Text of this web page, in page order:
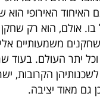
האיחוד האירופי הוא
בו. אולם, הוא רק
משמעותיים
יתר העולם. בעוד
לשכנותיהן הקרובות,
גם מאוד יציבה.